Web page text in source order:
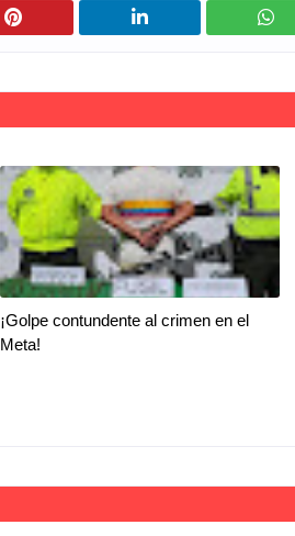
¡Golpe contundente al crimen en el
Meta!